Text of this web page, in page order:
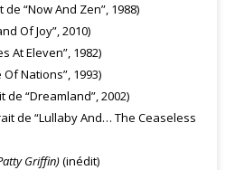
“Now And Zen”, 1988)
Of Joy”, 2010)
At Eleven”, 1982)
Nations”, 1993)
de “Dreamland”, 2002)
de “Lullaby And… The Ceaseless
Griffin)(inédit)